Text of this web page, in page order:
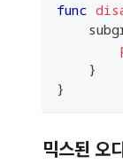
func
}
}
믹스된 오